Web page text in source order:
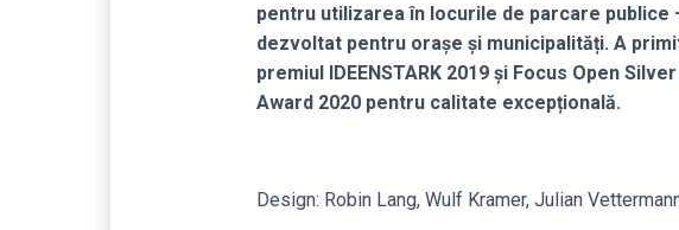
pentru utilizarea în locurile de parcare publice
dezvoltat pentru orașe și municipalități. A
premiul IDEENSTARK 2019 și Focus Open Silver
Award 2020 pentru calitate excepțională.
Design: Robin Lang, Wulf Kramer, Julian